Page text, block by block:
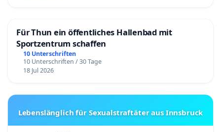
Für Thun ein öffentliches Hallenbad mit
Sportzentrum schaffen
10 Unterschriften
10 Unterschriften / 30 Tage
18 Jul 2026
Lebenslänglich für Sexualstraftäter aus Innsbruck